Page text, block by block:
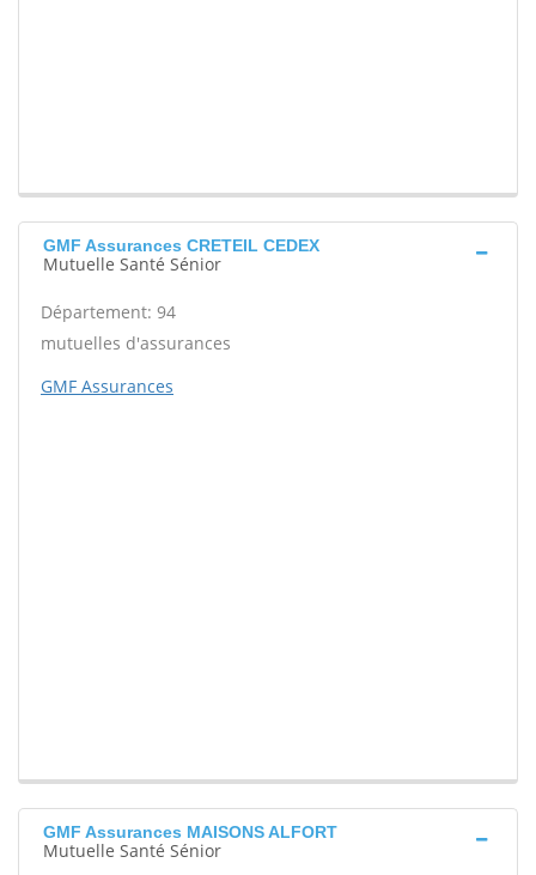
GMF Assurances CRETEIL CEDEX
Mutuelle Santé Sénior
Département: 94
mutuelles d'assurances
GMF Assurances
GMF Assurances MAISONS ALFORT
Mutuelle Santé Sénior